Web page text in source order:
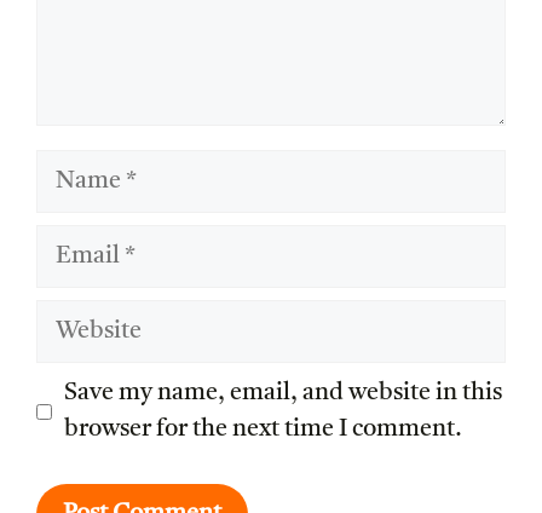
Name
Email
Website
Save my name, email, and website in this
browser for the next time I comment.